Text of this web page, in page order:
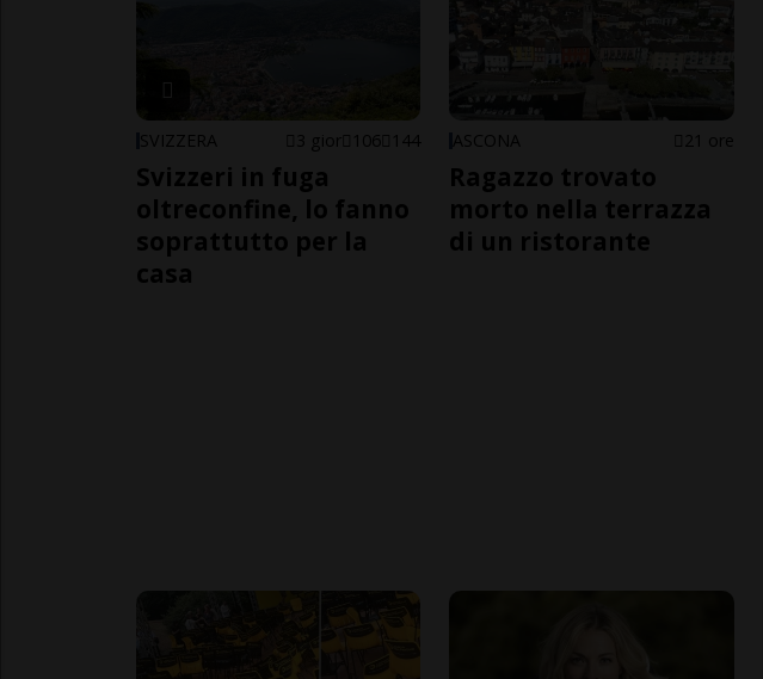
SVIZZERA 3 gior 106 144
Svizzeri in fuga
oltreconfine, lo fanno
soprattutto per la
casa
ASCONA 21 ore
Ragazzo trovato
morto nella terrazza
di un ristorante